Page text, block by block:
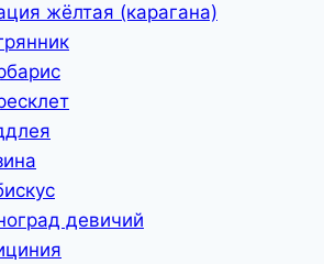
жёлтая (карагана)
девичий